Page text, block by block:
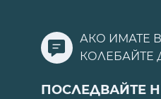
АКО ИМАТЕ
КОЛЕБАЙТЕ
ПОСЛЕДВАЙТЕ